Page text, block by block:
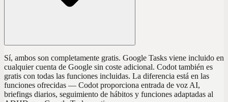
Sí, ambos son completamente gratis. Google Tasks viene incluido en
cualquier cuenta de Google sin coste adicional. Codot también es
gratis con todas las funciones incluidas. La diferencia está en las
funciones ofrecidas — Codot proporciona entrada de voz AI,
briefings diarios, seguimiento de hábitos y funciones adaptadas al